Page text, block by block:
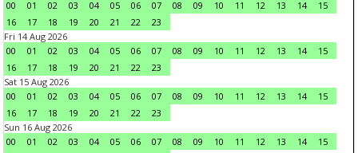
00
01 02 03 04 05 06 07 08 09 10 11 12 13 14
15
16
17 18 19 20 21 22
23
Fri 14 Aug 2026
00
01 02 03 04 05 06 07 08 09 10 11 12 13 14
15
16
17 18 19 20 21 22
23
Sat 15 Aug 2026
00
01 02 03 04 05 06 07 08 09 10 11 12 13 14
15
16
17 18 19 20 21 22
23
Sun 16 Aug 2026
00
01 02 03 04 05 06 07 08 09 10 11 12 13 14
15